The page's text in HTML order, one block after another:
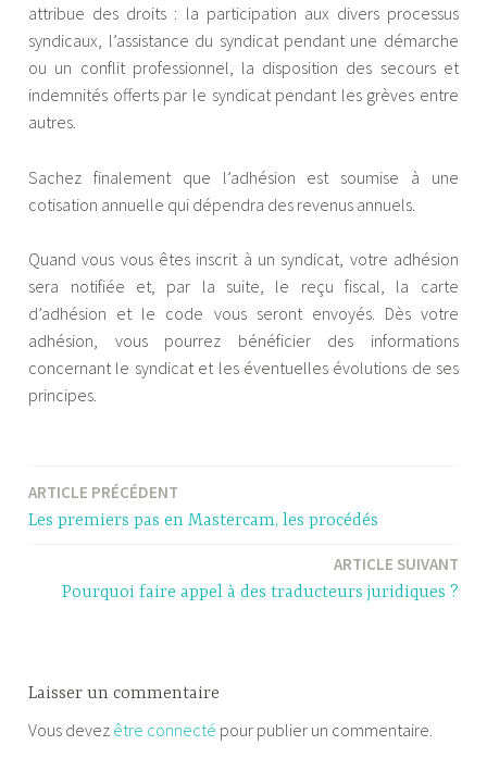
attribue des droits : la participation aux divers processus
syndicaux, l’assistance du syndicat pendant une démarche
ou un conflit professionnel, la disposition des secours et
indemnités offerts par le syndicat pendant les grèves entre
autres.
Sachez finalement que l’adhésion est soumise à une
cotisation annuelle qui dépendra des revenus annuels.
Quand vous vous êtes inscrit à un syndicat, votre adhésion
sera notifiée et, par la suite, le reçu fiscal, la carte
d’adhésion et le code vous seront envoyés. Dès votre
adhésion, vous pourrez bénéficier des informations
concernant le syndicat et les éventuelles évolutions de ses
principes.
Navigation
ARTICLE PRÉCÉDENT
Les premiers pas en Mastercam, les procédés
ARTICLE SUIVANT
Pourquoi faire appel à des traducteurs juridiques ?
Laisser un commentaire
Vous devez être connecté pour publier un commentaire.